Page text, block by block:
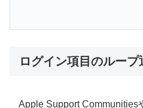
ログイン項目のループ
Apple Support Communities